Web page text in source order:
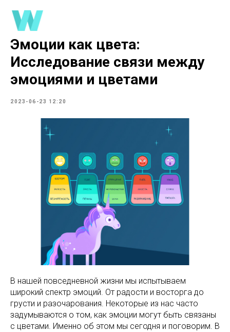
Эмоции как цвета:
Исследование связи между
эмоциями и цветами
2023-06-23 12:20
В нашей повседневной жизни мы испытываем
широкий спектр эмоций. От радости и восторга до
грусти и разочарования. Некоторые из нас часто
задумываются о том, как эмоции могут быть связаны
с цветами. Именно об этом мы сегодня и поговорим. В